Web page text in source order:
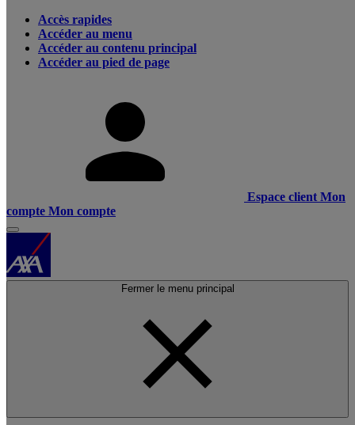
Accès rapides
Accéder au menu
Accéder au contenu principal
Accéder au pied de page
Espace client Mon
compte Mon compte
Fermer le menu principal